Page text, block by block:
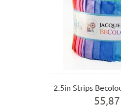
2.5in Strips